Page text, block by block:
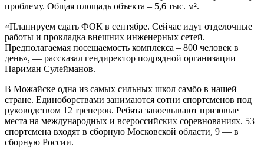
проблему. Общая площадь объекта – 5,6 тыс. м².
«Планируем сдать ФОК в сентябре. Сейчас идут отделочные
работы и прокладка внешних инженерных сетей.
Предполагаемая посещаемость комплекса – 800 человек в
день», — рассказал гендиректор подрядной организации
Нариман Сулейманов.
В Можайске одна из самых сильных школ самбо в нашей
стране. Единоборствами занимаются сотни спортсменов под
руководством 12 тренеров. Ребята завоевывают призовые
места на международных и всероссийских соревнованиях. 53
спортсмена входят в сборную Московской области, 9 — в
сборную России.